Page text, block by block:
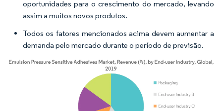
oportunidades para o crescimento do mercado, levando
assim a muitos novos produtos.
Todos os fatores mencionados acima devem aumentar a
demanda pelo mercado durante o período de previsão.